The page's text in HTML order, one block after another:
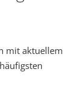
mit aktuellem